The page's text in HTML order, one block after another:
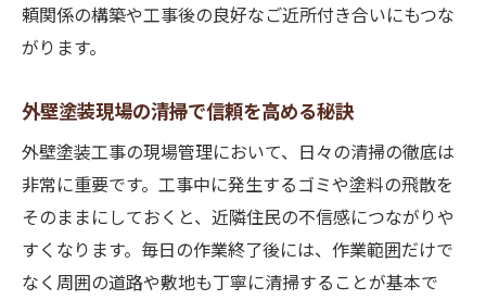
頼関係の構築や工事後の良好なご近所付き合いにもつな
がります。
外壁塗装現場の清掃で信頼を高める秘訣
外壁塗装工事の現場管理において、日々の清掃の徹底は
非常に重要です。工事中に発生するゴミや塗料の飛散を
そのままにしておくと、近隣住民の不信感につながりや
すくなります。毎日の作業終了後には、作業範囲だけで
なく周囲の道路や敷地も丁寧に清掃することが基本で